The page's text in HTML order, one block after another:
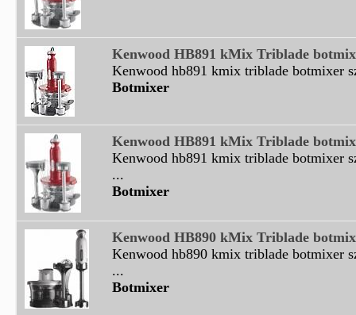
Kenwood HB891 kMix Triblade
Kenwood hb891 kmix triblade botmixer
Botmixer
Kenwood HB891 kMix Triblade
Kenwood hb891 kmix triblade botmixer
...
Botmixer
Kenwood HB890 kMix Triblade
Kenwood hb890 kmix triblade botmixer
...
Botmixer